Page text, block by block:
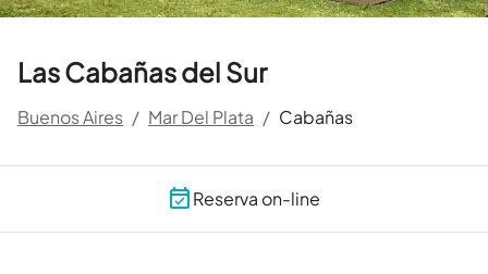
Las Cabañas del Sur
Buenos Aires / Mar Del Plata / Cabañas
Reserva on-line